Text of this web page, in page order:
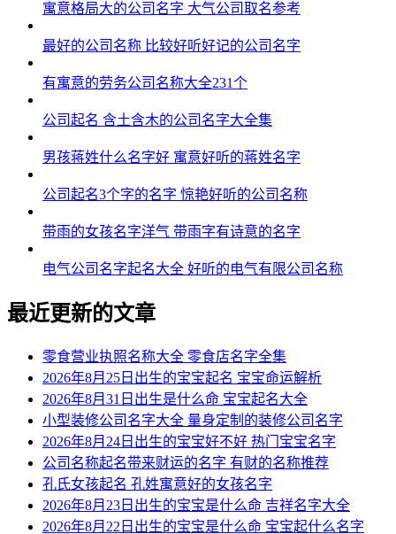
寓意格局大的公司名字 大气公司取名参考
最好的公司名称 比较好听好记的公司名字
有寓意的劳务公司名称大全231个
公司起名 含土含木的公司名字大全集
男孩蒋姓什么名字好 寓意好听的蒋姓名字
公司起名3个字的名字 惊艳好听的公司名称
带雨的女孩名字洋气 带雨字有诗意的名字
电气公司名字起名大全 好听的电气有限公司名称
最近更新的文章
零食营业执照名称大全 零食店名字全集
2026年8月25日出生的宝宝起名 宝宝命运解析
2026年8月31日出生是什么命 宝宝起名大全
小型装修公司名字大全 量身定制的装修公司名字
2026年8月24日出生的宝宝好不好 热门宝宝名字
公司名称起名带来财运的名字 有财的名称推荐
孔氏女孩起名 孔姓寓意好的女孩名字
2026年8月23日出生的宝宝是什么命 吉祥名字大全
2026年8月22日出生的宝宝是什么命 宝宝起什么名字